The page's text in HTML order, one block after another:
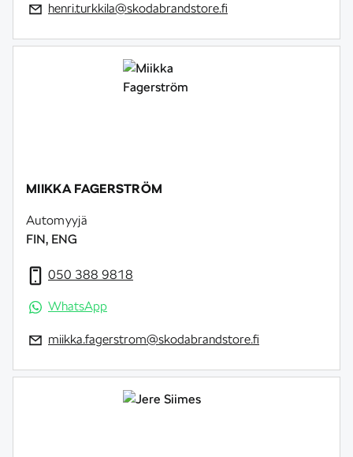
henri.turkkila@skodabrandstore.fi
MIIKKA FAGERSTRÖM
Automyyjä
FIN, ENG
050 388 9818
WhatsApp
miikka.fagerstrom@skodabrandstore.fi